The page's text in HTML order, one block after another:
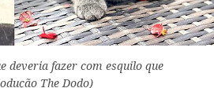
deveria fazer com esquilo que
The Dodo)